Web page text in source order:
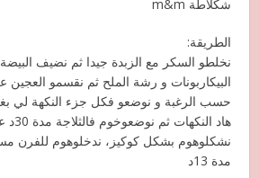
شكلاطة m&m
الطريقة:
نخلطو السكر مع الزبدة جيدا ثم نضيف البيضة
البيكاربونات و رشة الملح ثم نقسمو العجين
حسب الرغبة و نوضعو فكل جزء النكهة لي
هاد
مدة 13د